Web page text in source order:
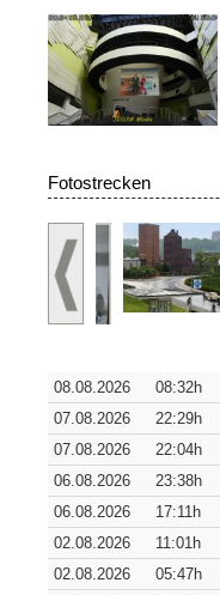
Fotostrecken
08.08.2026 08:32h
07.08.2026
22:29h
07.08.2026
22:04h
06.08.2026
23:38h
06.08.2026
17:11h
02.08.2026
11:01h
02.08.2026
05:47h